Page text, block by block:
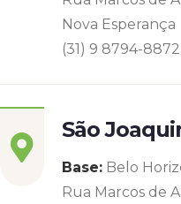
Nova Esperança
(31) 9 8794-
São
Base: Belo
Rua Marcos de